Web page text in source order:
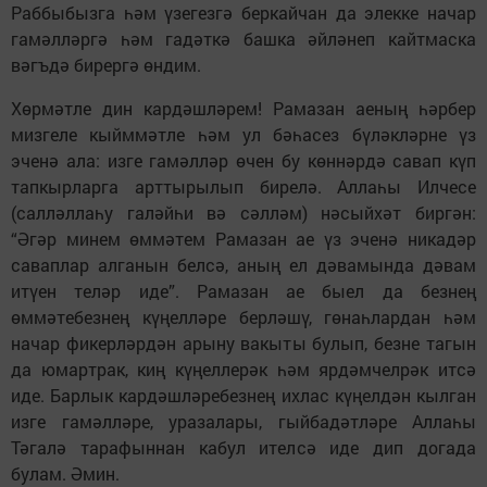
Раббыбызга һәм үзегезгә беркайчан да элекке начар
гамәлләргә һәм гадәткә башка әйләнеп кайтмаска
вәгъдә бирергә өндим.
Хөрмәтле дин кардәшләрем! Рамазан аеның һәрбер
мизгеле кыйммәтле һәм ул бәһасез бүләкләрне үз
эченә ала: изге гамәлләр өчен бу көннәрдә савап күп
тапкырларга арттырылып бирелә. Аллаһы Илчесе
(салләллаһу галәйһи вә сәлләм) нәсыйхәт биргән:
“Әгәр минем өммәтем Рамазан ае үз эченә никадәр
саваплар алганын белсә, аның ел дәвамында дәвам
итүен теләр иде”. Рамазан ае быел да безнең
өммәтебезнең күңелләре берләшү, гөнаһлардан һәм
начар фикерләрдән арыну вакыты булып, безне тагын
да юмартрак, киң күңеллерәк һәм ярдәмчелрәк итсә
иде. Барлык кардәшләребезнең ихлас күңелдән кылган
изге гамәлләре, уразалары, гыйбадәтләре Аллаһы
Тәгалә тарафыннан кабул ителсә иде дип догада
булам. Әмин.